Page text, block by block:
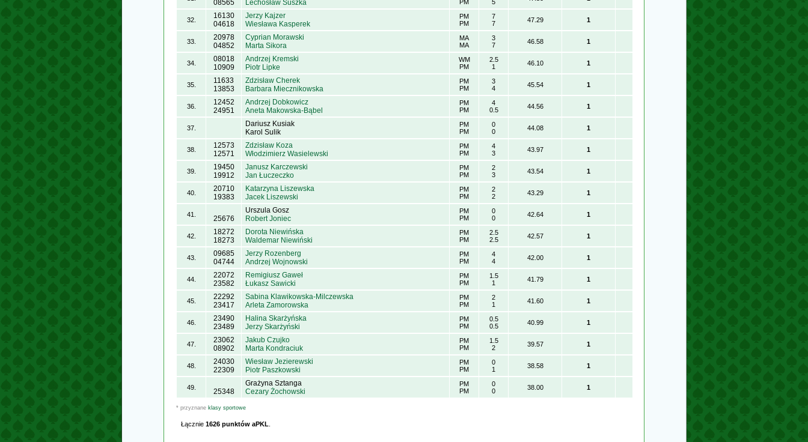
08565
Lechosław Suszka
PM
5
32.
16130
04618
Jerzy Kajzer
Wiesława Kasperek
PM
PM
7
7
47.29 1
33.
20978
04852
Cyprian Morawski
Marta Sikora
MA
MA
3
7
46.58 1
34.
08018
10909
Andrzej Kremski
Piotr Lipke
WM
PM
2.5
1
46.10 1
35.
11633
13853
Zdzisław Cherek
Barbara Miecznikowska
PM
PM
3
4
45.54 1
36.
12452
24951
Andrzej Dobkowicz
Aneta Makowska-Bąbel
PM
PM
4
0.5
44.56 1
37.
Dariusz Kusiak
Karol Sulik
PM
PM
0
0
44.08 1
38.
12573
12571
Zdzisław Koza
Włodzimierz Wasielewski
PM
PM
4
3
43.97 1
39.
19450
19912
Janusz Karczewski
Jan Łuczeczko
PM
PM
2
3
43.54 1
40.
20710
19383
Katarzyna Liszewska
Jacek Liszewski
PM
PM
2
2
43.29 1
41. 25676
Urszula Gosz
Robert Joniec
PM
PM
0
0
42.64 1
42.
18272
18273
Dorota Niewińska
Waldemar Niewiński
PM
PM
2.5
2.5
42.57 1
43.
09685
04744
Jerzy Rozenberg
Andrzej Wojnowski
PM
PM
4
4
42.00 1
44.
22072
23582
Remigiusz Gaweł
Łukasz Sawicki
PM
PM
1.5
1
41.79 1
45.
22292
23417
Sabina Klawikowska-Milczewska
Arleta Zamorowska
PM
PM
2
1
41.60 1
46.
23490
23489
Halina Skarżyńska
Jerzy Skarżyński
PM
PM
0.5
0.5
40.99 1
47.
23062
08902
Jakub Czujko
Marta Kondraciuk
PM
PM
1.5
2
39.57 1
48.
24030
22309
Wiesław Jezierewski
Piotr Paszkowski
PM
PM
0
1
38.58 1
49. 25348
Grażyna Sztanga
Cezary Żochowski
PM
PM
0
0
38.00 1
* przyznane klasy sportowe
Łącznie 1626 punktów aPKL